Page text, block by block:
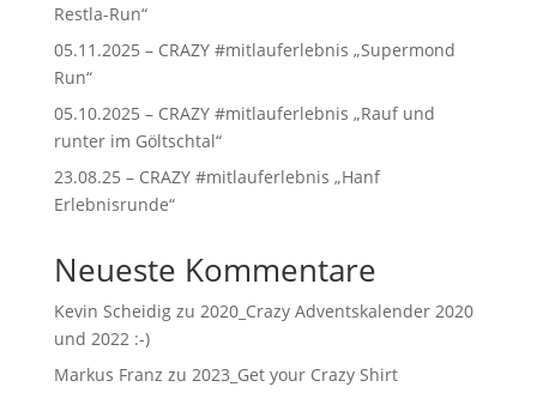
Restla-Run“
05.11.2025 – CRAZY #mitlauferlebnis „Supermond
Run“
05.10.2025 – CRAZY #mitlauferlebnis „Rauf und
runter im Göltschtal“
23.08.25 – CRAZY #mitlauferlebnis „Hanf
Erlebnisrunde“
Neueste Kommentare
Kevin Scheidigzu 2020_Crazy Adventskalender 2020
und 2022 :-)
Markus Franz zu 2023_Get your Crazy Shirt